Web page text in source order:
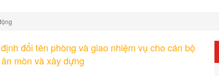
đổi tên phòng và giao nhiệm vụ cho cán bộ
mòn và xây dựng